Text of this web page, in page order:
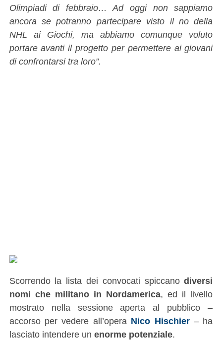
Olimpiadi di febbraio… Ad oggi non sappiamo
ancora se potranno partecipare visto il no della
NHL ai Giochi, ma abbiamo comunque voluto
portare avanti il progetto per permettere ai giovani
di confrontarsi tra loro”.
Scorrendo la lista dei convocati spiccanodiversi
nomi che militano in Nordamerica, ed il livello
mostrato nella sessione aperta al pubblico –
accorso per vedere all’opera Nico Hischier– ha
lasciato intendere un enorme potenziale.